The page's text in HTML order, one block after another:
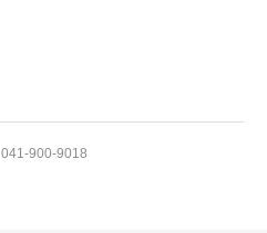
041-900-9018